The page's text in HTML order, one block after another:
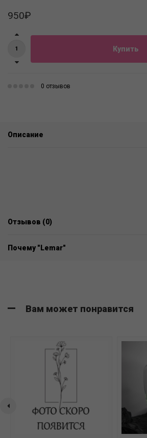
950₽
Купить
0 отзывов
Описание
Отзывов (0)
Почему "Lemar"
Вам может понравится